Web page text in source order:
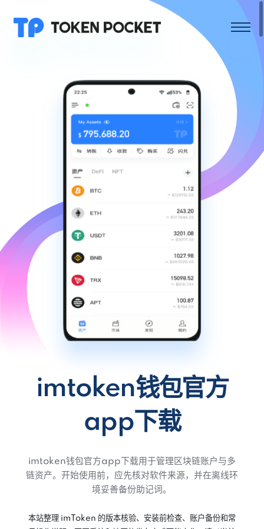
imtoken钱包官方
app下载
imtoken钱包官方app下载用于管理区块链账户与多
链资产。开始使用前，应先核对软件来源，并在离线环
境妥善备份助记词。
本站整理 imToken 的版本核验、安装前检查、账户备份和常